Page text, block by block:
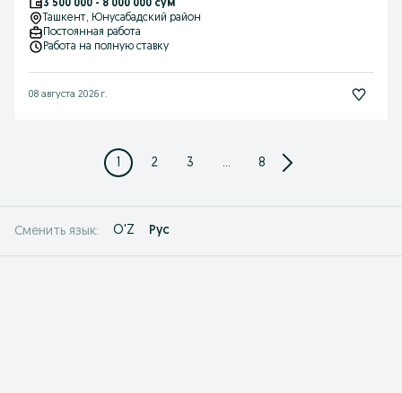
3 500 000 - 8 000 000 сум
Ташкент, Юнусабадский район
Постоянная работа
Работа на полную ставку
08 августа 2026 г.
1 2 3 ... 8
Сменить язык: O'Z Рус